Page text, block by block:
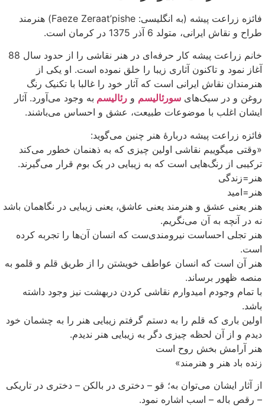
فائزه زراعت پیشه (به انگلیسی: Faeze Zeraat’pishe) هنرمند
طراح و نقاش ایرانی، متولد 6 آذر 1375 در کرمان است.
خانم زراعت پیشه کار حرفه‌ای در هنر نقاشی را از حدود سال 88
آغاز نمود و تاکنون آثاری زیبا را خلق نموده است. او یکی از
هنرمندان نقاش ایرانی است که آثار خود را غالبا با تکنیک رنگ
روغن و در سبک‌های سورئالیسم و رئالیسم به وجود می‌آورد. آثار
ایشان اغلب با موضوعات طبیعت، عشق و احساس می‌باشند.
فائزه زراعت پیشه دربارهٔ هنر چنین می‌گوید:
«وقتی میگوییم نقاشی اولین چیزی که به ذهنمان خطور می‌کند
ترکیبی از رنگ‌هایی است که به زیبایی در یک بوم قرار می‌گیرند.
هنر=زندگی
هنر=امید
هنر یعنی عشق و هنرمند یعنی عاشق، یعنی زیبایی در نگاهمان باشد
نه در آنچه به آن می‌نگریم.
هنر تجلی احساست نیرومندی‌ست که انسان آن‌ها را تجربه کرده
است.
هنر آن است که انسان عواطف خویشتن را از طریق قلم و قلمو به
منصه ظهور برساند.
با تمام وجودم امیدوارم نقاشی کردن دربهشت نیز وجود داشته
باشد.
اولین باری که قلم را به دستم گرفتم زیبایی هنر را به چشمان خود
دیدم و از آن لحظه چیزی دگر به زیبایی هنر ندیدم.
هنر آرامش بخش روح است
زنده باد هنر و هنرمند»
از آثار ایشان می‌توان به؛ قو – دختری در بالکن – دختری در تاریکی
– رقص باله – اسب اشاره نمود.